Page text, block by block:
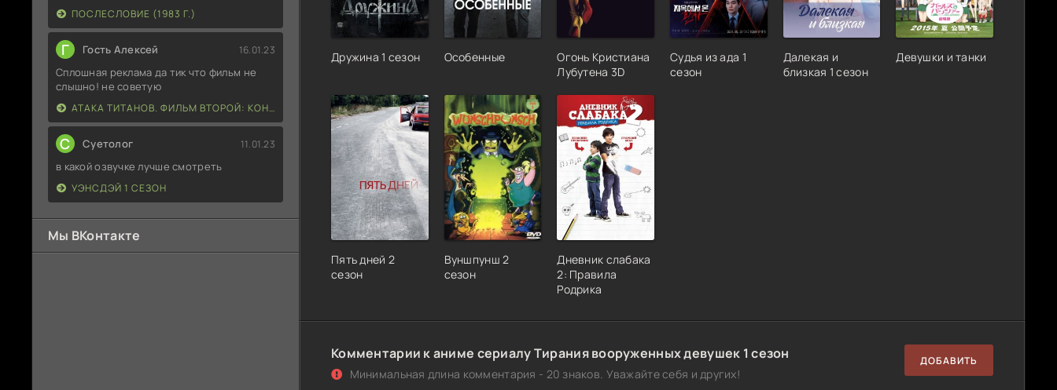
ПОСЛЕСЛОВИЕ (1983 Г.)
Г Гость Алексей 16.01.23
Сплошная реклама да тик что фильм не
слышно! не советую
АТАКА ТИТАНОВ. ФИЛЬМ ВТОРОЙ: КОНЕЦ СВЕТА
С Суетолог 11.01.23
в какой озвучке лучше смотреть
УЭНСДЭЙ 1 СЕЗОН
Мы ВКонтакте
Дружина 1 сезон Особенные
Огонь Кристиана
Лубутена 3D
Судья из ада 1
сезон
Далекая и
близкая 1 сезон
Девушки и танки
Пять дней 2
сезон
Вуншпунш 2
сезон
Дневник слабака
2: Правила
Родрика
Комментарии к аниме сериалу Тирания вооруженных девушек 1 сезон
Минимальная длина комментария - 20 знаков. Уважайте себя и других!
ДОБАВИТЬ